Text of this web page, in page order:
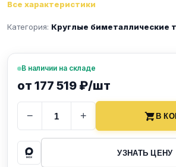
Все характеристики
Категория: Круглые биметаллические
В наличии на складе
от 177 519 ₽/шт
− + В
УЗНАТЬ ЦЕНУ